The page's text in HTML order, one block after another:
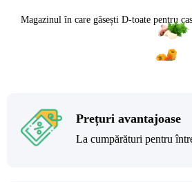
Magazinul în care găsești D-toate pentru
Prețuri avantajoase
La cumpărături pentru